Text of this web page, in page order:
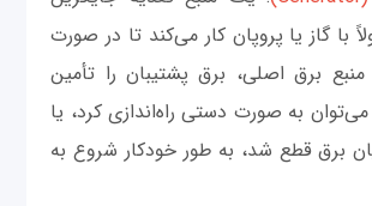
با گاز یا پروپان کار می‌کند تا در صورت
منبع برق اصلی، برق پشتیبان را تأمین
می‌توان به صورت دستی راه‌اندازی کرد، یا
برق قطع شد، به طور خودکار شروع به